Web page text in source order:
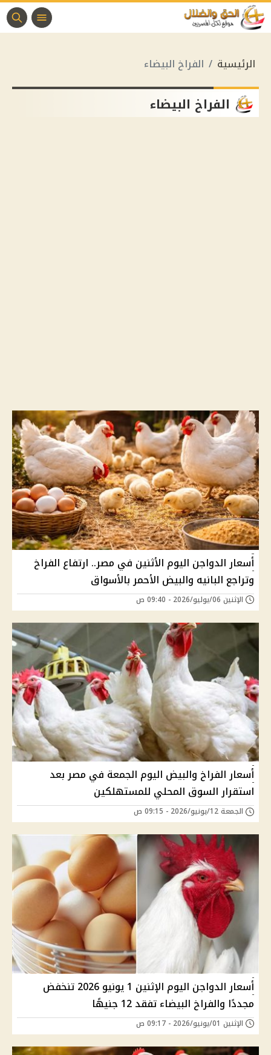
الرئيسية الفراخ البيضاء
الفراخ البيضاء
أسعار الدواجن اليوم الأثنين في مصر.. ارتفاع الفراخ
وتراجع البانيه والبيض الأحمر بالأسواق
الإثنين 06/يوليو/2026 - 09:40 ص
أسعار الفراخ والبيض اليوم الجمعة في مصر بعد
استقرار السوق المحلي للمستهلكين
الجمعة 12/يونيو/2026 - 09:15 ص
أسعار الدواجن اليوم الإثنين 1 يونيو 2026 تنخفض
مجددًا والفراخ البيضاء تفقد 12 جنيهًا
الإثنين 01/يونيو/2026 - 09:17 ص